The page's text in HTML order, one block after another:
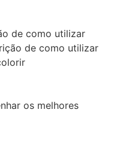
de como utilizar
de como utilizar
os melhores